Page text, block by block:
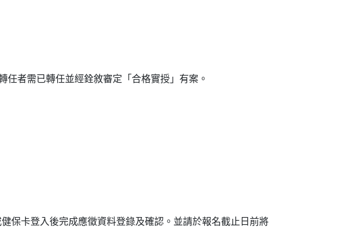
者需已轉任並經銓敘審定「合格實授」有案。
保卡登入後完成應徵資料登錄及確認。並請於報名截止日前將